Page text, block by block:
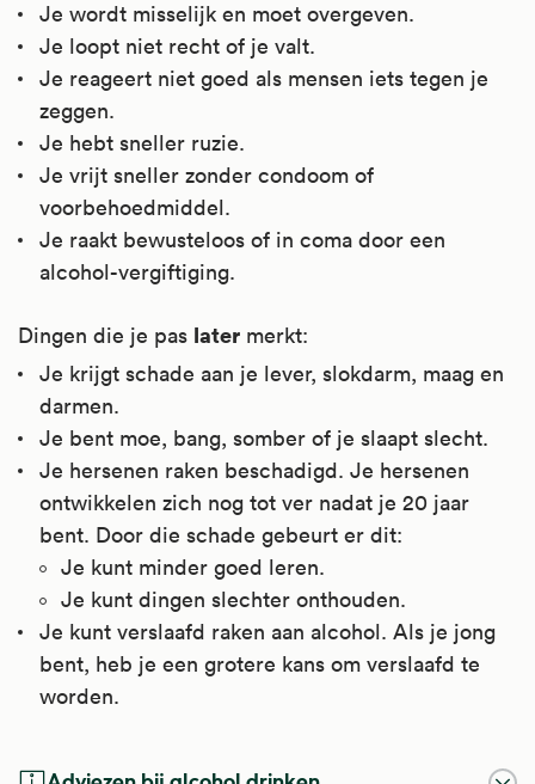
Je wordt misselijk en moet overgeven.
Je loopt niet recht of je valt.
Je reageert niet goed als mensen iets tegen je
zeggen.
Je hebt sneller ruzie.
Je vrijt sneller zonder condoom of
voorbehoedmiddel.
Je raakt bewusteloos of in coma door een
alcohol-vergiftiging.
Dingen die je pas later merkt:
Je krijgt schade aan je lever, slokdarm, maag en
darmen.
Je bent moe, bang, somber of je slaapt slecht.
Je hersenen raken beschadigd. Je hersenen
ontwikkelen zich nog tot ver nadat je 20 jaar
bent. Door die schade gebeurt er dit:
Je kunt minder goed leren.
Je kunt dingen slechter onthouden.
Je kunt verslaafd raken aan alcohol. Als je jong
bent, heb je een grotere kans om verslaafd te
worden.